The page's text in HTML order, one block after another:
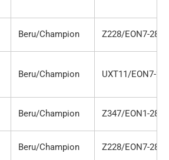
Beru/Champion Z228/EON7-286
Beru/Champion UXT11/EON7-
Beru/Champion Z347/EON1-286
Beru/Champion Z228/EON7-286